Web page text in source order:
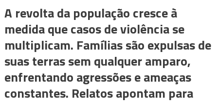
A revolta da população cresce à
medida que casos de violência se
multiplicam. Famílias são expulsas de
suas terras sem qualquer amparo,
enfrentando agressões e ameaças
constantes. Relatos apontam para